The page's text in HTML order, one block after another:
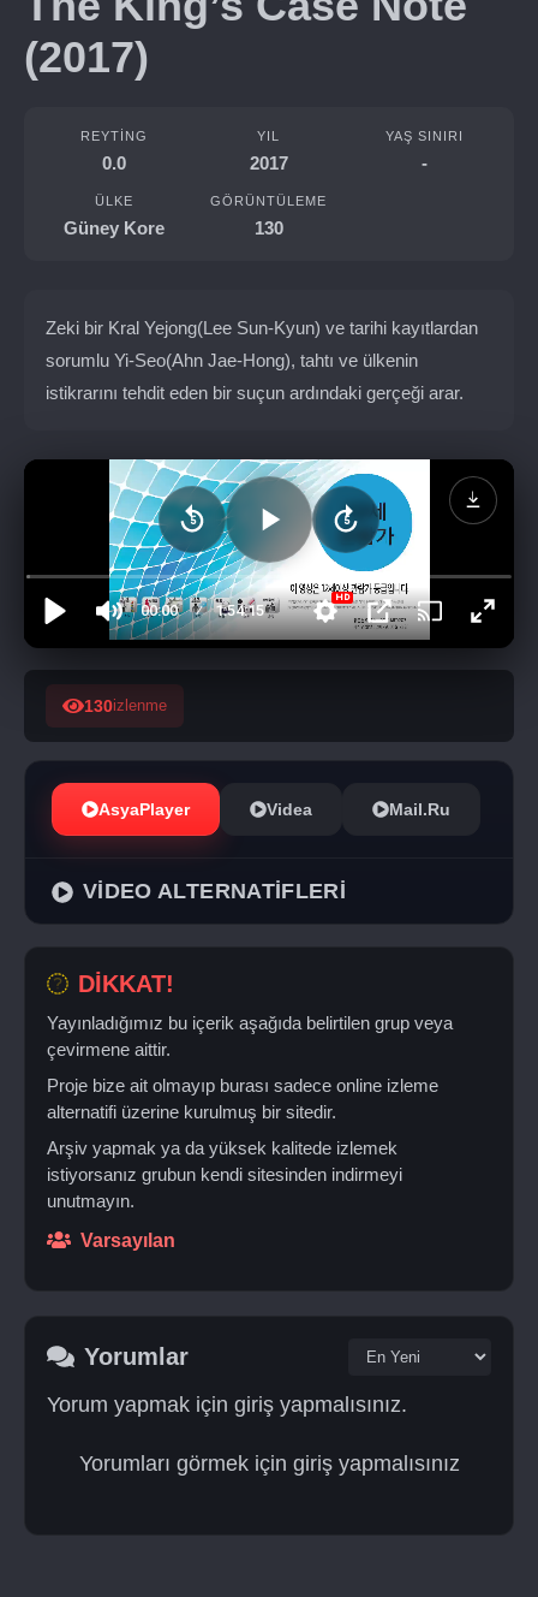
(2017)
REYTING
0.0
YIL
2017
YAŞ SINIRI
-
ÜLKE
Güney Kore
GÖRÜNTÜLEME
130
Zeki bir Kral Yejong(Lee Sun-Kyun) ve tarihi kayıtlardan
sorumlu Yi-Seo(Ahn Jae-Hong), tahtı ve ülkenin
istikrarını tehdit eden bir suçun ardındaki gerçeği arar.
130izlenme
AsyaPlayer Videa Mail.Ru
VİDEO ALTERNATİFLERİ
DİKKAT!
Yayınladığımız bu içerik aşağıda belirtilen grup veya
çevirmene aittir.
Proje bize ait olmayıp burası sadece online izleme
alternatifi üzerine kurulmuş bir sitedir.
Arşiv yapmak ya da yüksek kalitede izlemek
istiyorsanız grubun kendi sitesinden indirmeyi
unutmayın.
Varsayılan
Yorumlar
Yorum yapmak için giriş yapmalısınız.
Yorumları görmek için giriş yapmalısınız